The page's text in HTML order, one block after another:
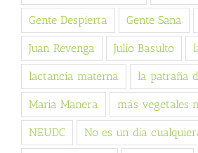
Gente Despierta Gente Sana
Juan Revenga Julio Basulto
lactancia materna la patraña
Maria Manera más vegetales
NEUDC No es un día